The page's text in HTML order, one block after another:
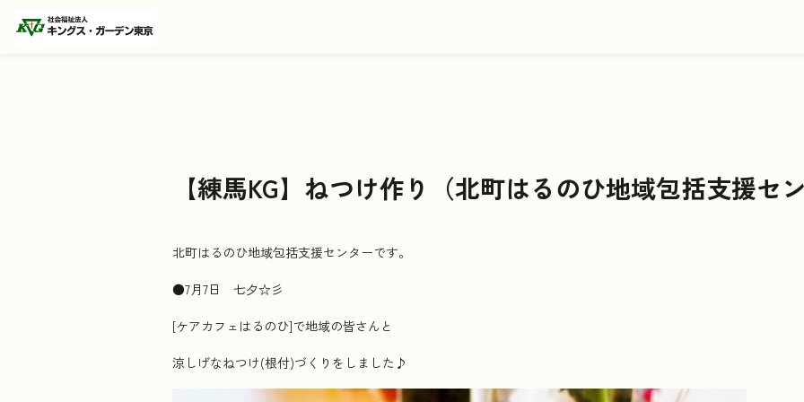
【練馬KG】ねつけ作り（北町はるのひ地域包括支援セン
北町はるのひ地域包括支援センターです。
●7月7日 七夕☆彡
[ケアカフェはるのひ]で地域の皆さんと
涼しげなねつけ(根付)づくりをしました♪